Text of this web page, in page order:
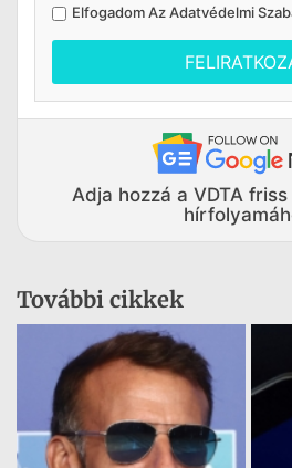
Elfogadom AzAdatvédelmi
Adja hozzá a VDTA
További cikkek